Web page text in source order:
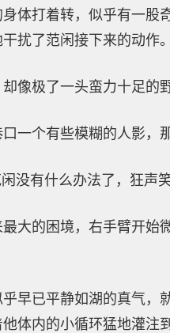
体打着转，似乎有一股
扰了范闲接下来的动作。
像极了一头蛮力十足的
一个有些模糊的人影，
没有什么办法了，狂声
大的困境，右手臂开始
早已平静如湖的真气，
体内的小循环猛地灌注